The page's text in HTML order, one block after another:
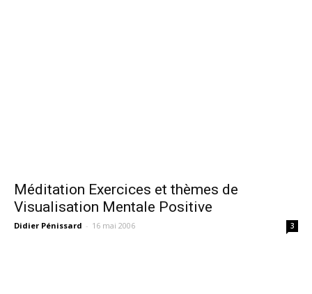
Méditation Exercices et thèmes de
Visualisation Mentale Positive
Didier Pénissard - 16 mai 2006 3